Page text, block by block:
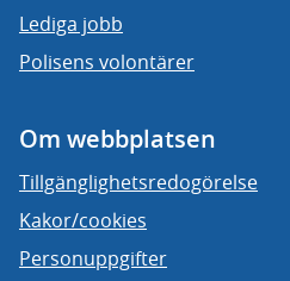
Lediga jobb
Polisens volontärer
Om webbplatsen
Tillgänglighetsredogörelse
Kakor/cookies
Personuppgifter